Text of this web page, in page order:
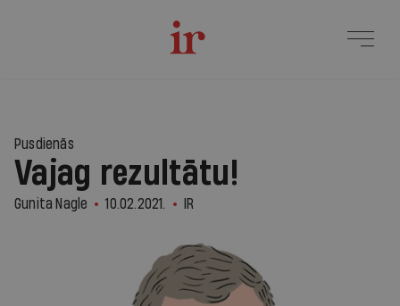
Pusdienās
Vajag rezultātu!
Gunita Nagle 10.02.2021. IR